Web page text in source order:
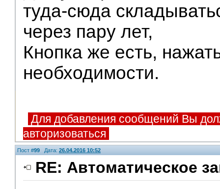
туда-сюда
через пару лет,
Кнопка же есть,
необходимости.
Для добавления сообщений Вы
авторизоваться
Пост #99 Дата: 26.04.2016 10:52
RE: Автоматическое